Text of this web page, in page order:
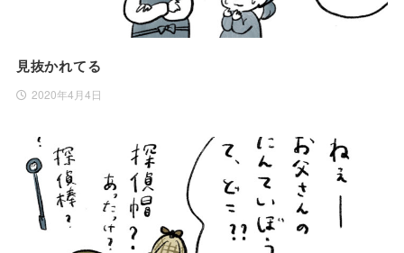
見抜かれてる
2020年4月4日